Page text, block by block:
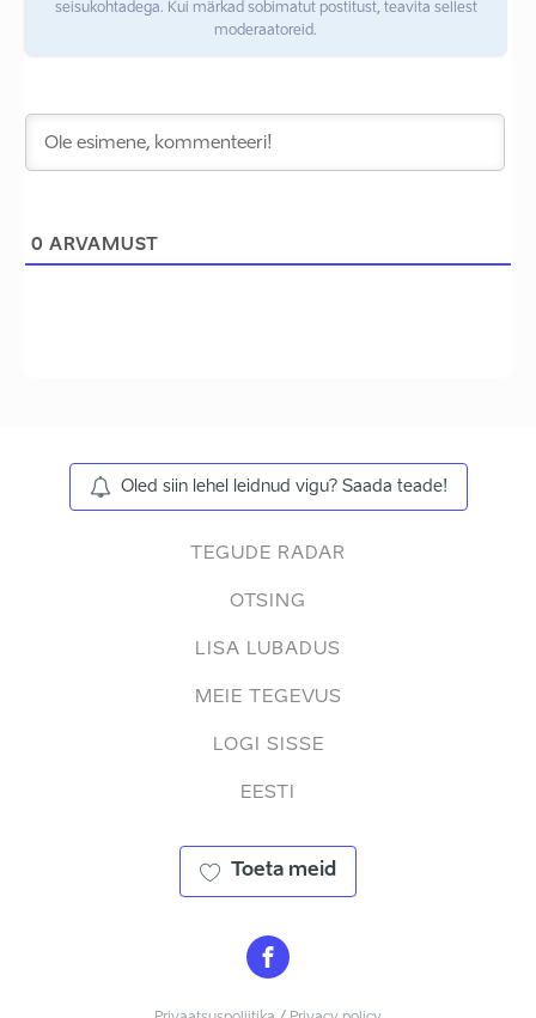
seisukohtadega. Kui märkad sobimatut postitust, teavita sellest
moderaatoreid.
0 ARVAMUST
Oled siin lehel leidnud vigu? Saada teade!
TEGUDE RADAR
OTSING
LISA LUBADUS
MEIE TEGEVUS
LOGI SISSE
EESTI
Toeta meid